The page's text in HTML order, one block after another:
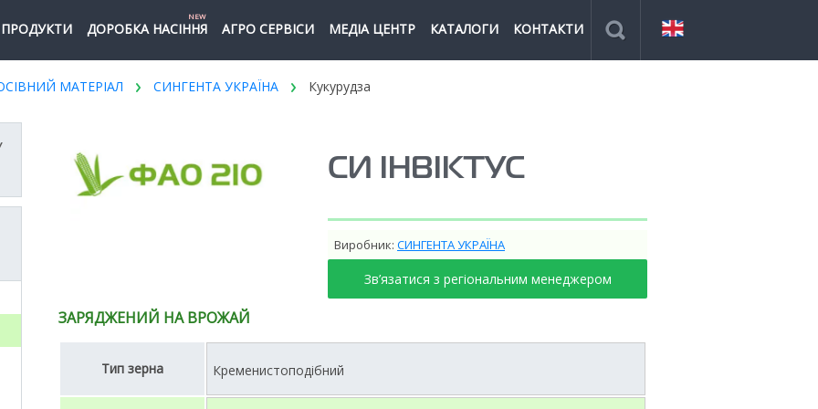
ПРОДУКТИ ДОРОБКА НАСІННЯ
NEW
АГРО СЕРВІСИ МЕДІА ЦЕНТР КАТАЛОГИ КОНТАКТИ
МАТЕРІАЛ СИНГЕНТА УКРАЇНА Кукурудза
СИ ІНВІКТУС
Виробник: СИНГЕНТА УКРАЇНА
Зв’язатися з регіональним менеджером
ЗАРЯДЖЕНИЙ НА ВРОЖАЙ
Тип зерна Кременистоподібний